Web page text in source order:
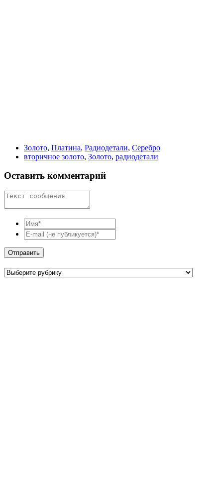
Золото, Платина, Радиодетали, Серебро
вторичное золото, Золото, радиодетали
Оставить комментарий